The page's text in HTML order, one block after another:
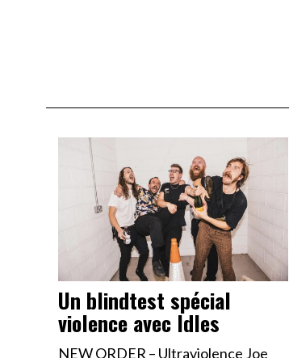
Un blindtest spécial
violence avec Idles
NEW ORDER – Ultraviolence Joe